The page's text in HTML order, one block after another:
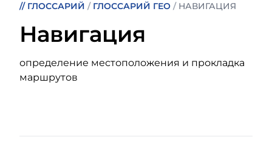
// ГЛОССАРИЙ / ГЛОССАРИЙ ГЕО / НАВИГАЦИЯ
Навигация
определение местоположения и прокладка
маршрутов